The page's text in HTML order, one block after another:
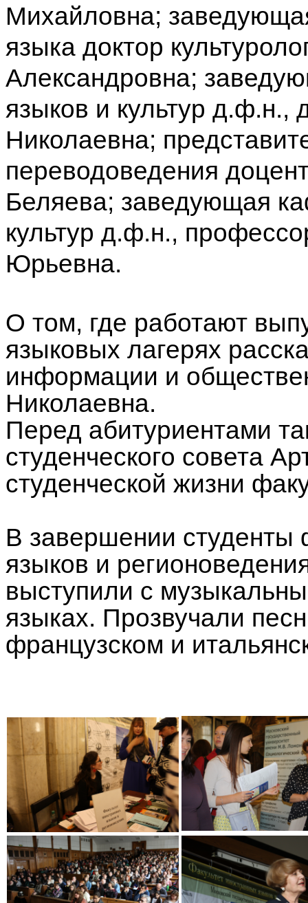
Михайловна;
языка доктор
Александровна;
языков и культур д.ф.н.,
Николаевна;
переводоведения
Беляева; заведующая
культур д.ф.н.,
Юрьевна.
О том, где работают
языковых лагерях
информации и
Николаевна.
Перед абитуриентами
студенческого совета
студенческой жизни
В завершении студенты
языков и
выступили с
языках. Прозвучали
французском и